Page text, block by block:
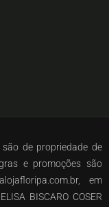
de propriedade de
e promoções são
em
BISCARO COSER